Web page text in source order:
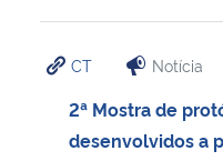
CT Notícia
2ª Mostra de
desenvolvidos a